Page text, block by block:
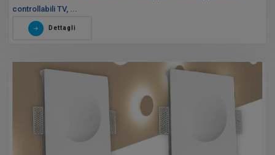
controllabili TV, ...
Dettagli